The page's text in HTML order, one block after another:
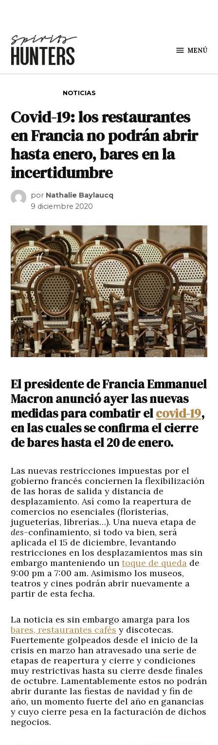
MENÚ
NOTICIAS
Covid-19: los restaurantes
en Francia no podrán abrir
hasta enero, bares en la
incertidumbre
por Nathalie Baylaucq
9 diciembre 2020
El presidente de Francia Emmanuel
Macron anunció ayer las nuevas
medidas para combatir elcovid-19,
en las cuales se confirma el cierre
de bares hasta el 20 de enero.
Las nuevas restricciones impuestas por el
gobierno francés conciernen la flexibilización
de las horas de salida y distancia de
desplazamiento. Así como la reapertura de
comercios no esenciales (floristerías,
jugueterías, librerías…). Una nueva etapa de
des-confinamiento, si todo va bien, será
aplicada el 15 de diciembre, levantando
restricciones en los desplazamientos mas sin
embargo manteniendo untoque de queda de
9:00 pm a 7:00 am. Asimismo los museos,
teatros y cines podrán abrir nuevamente a
partir de esta fecha.
La noticia es sin embargo amarga para los
bares, restaurantes cafés y discotecas.
Fuertemente golpeados desde el inicio de la
crisis en marzo han atravesado una serie de
etapas de reapertura y cierre y condiciones
muy restrictivas hasta su cierre desde finales
de octubre. Lamentablemente estos no podrán
abrir durante las fiestas de navidad y fin de
año, un momento fuerte del año en ganancias
y cuyo cierre pesa en la facturación de dichos
negocios.